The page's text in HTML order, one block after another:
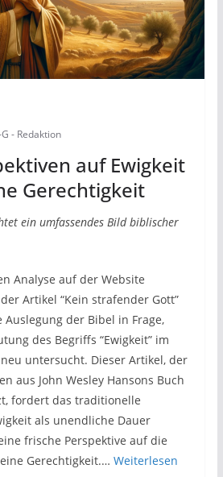
G - Redaktion
auf Ewigkeit
Gerechtigkeit
ein umfassendes Bild biblischer
Analyse auf der Website
Artikel “Kein strafender Gott”
der Bibel in Frage,
des Begriffs “Ewigkeit” im
untersucht. Dieser Artikel, der
aus John Wesley Hansons Buch
fordert das traditionelle
als unendliche Dauer
frische Perspektive auf die
Gerechtigkeit.… Weiterlesen